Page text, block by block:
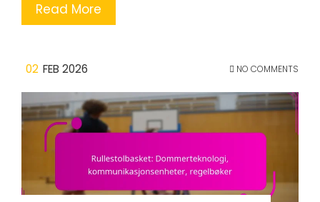
Read More
02 FEB 2026 NO COMMENTS